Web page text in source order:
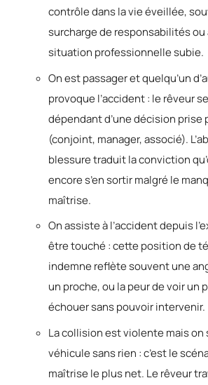
contrôle dans la vie éveillée,
surcharge de responsabilités ou
situation professionnelle subie.
On est passager et quelqu’un
provoque l’accident : le rêveur
dépendant d’une décision prise
(conjoint, manager, associé).
blessure traduit la conviction
encore s’en sortir malgré le
maîtrise.
On assiste à l’accident depuis
être touché : cette position de
indemne reflète souvent une
un proche, ou la peur de voir un
échouer sans pouvoir intervenir.
La collision est violente mais on
véhicule sans rien : c’est le
maîtrise le plus net. Le rêveur